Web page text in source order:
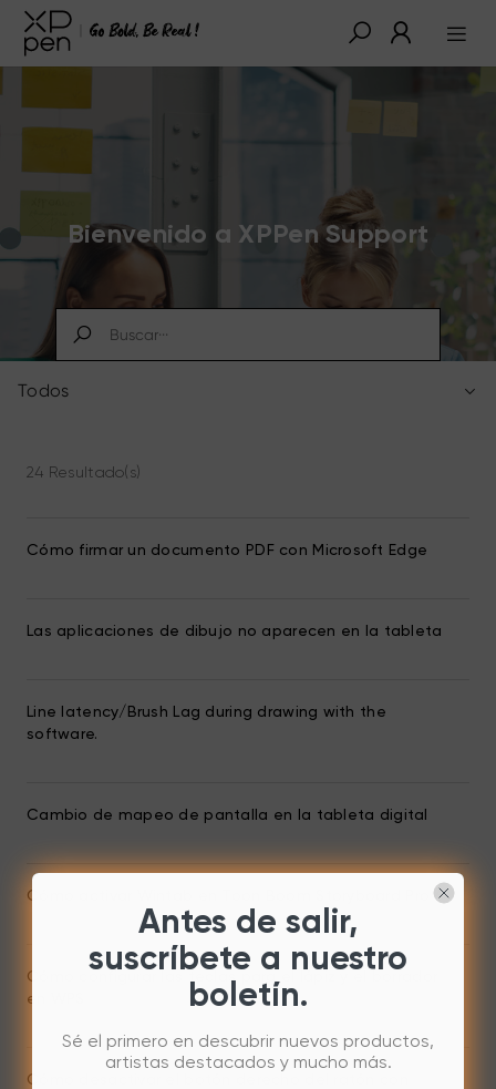
Bienvenido a XPPen Support
Todos
24 Resultado(s)
Cómo firmar un documento PDF con Microsoft Edge
Las aplicaciones de dibujo no aparecen en la tableta
Line latency/Brush Lag during drawing with the
software.
Cambio de mapeo de pantalla en la tableta digital
Cómo activar Wintab en Toon Boom Storyboard Pro 6
Cómo configurar las teclas para el lápiz y el borrador
en WPS
Cómo desactivar el botón derecho del ratón con
Antes de salir,
suscríbete a nuestro
boletín.
Sé el primero en descubrir nuevos productos,
artistas destacados y mucho más.